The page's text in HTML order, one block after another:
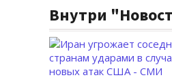
Внутри